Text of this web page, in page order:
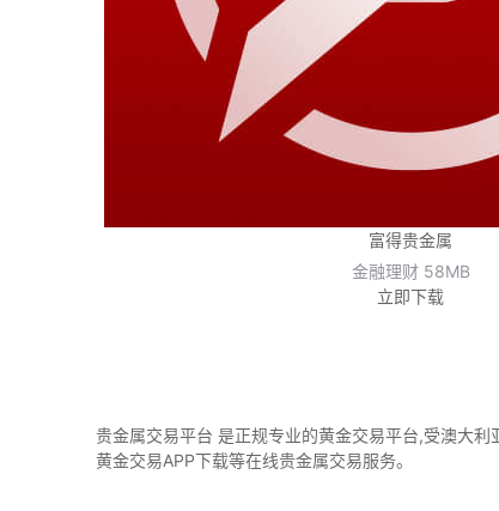
富得贵金属
金融理财 58MB
立即下载
贵金属交易平台 是正规专业的黄金交易平台,受澳大
黄金交易APP下载等在线贵金属交易服务。